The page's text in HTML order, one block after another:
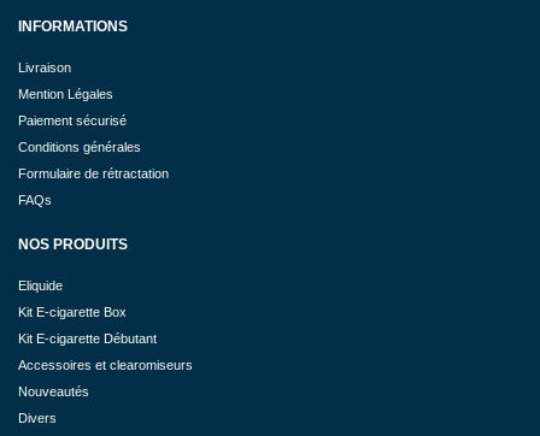
INFORMATIONS
Livraison
Mention Légales
Paiement sécurisé
Conditions générales
Formulaire de rétractation
FAQs
NOS PRODUITS
Eliquide
Kit E-cigarette Box
Kit E-cigarette Débutant
Accessoires et clearomiseurs
Nouveautés
Divers